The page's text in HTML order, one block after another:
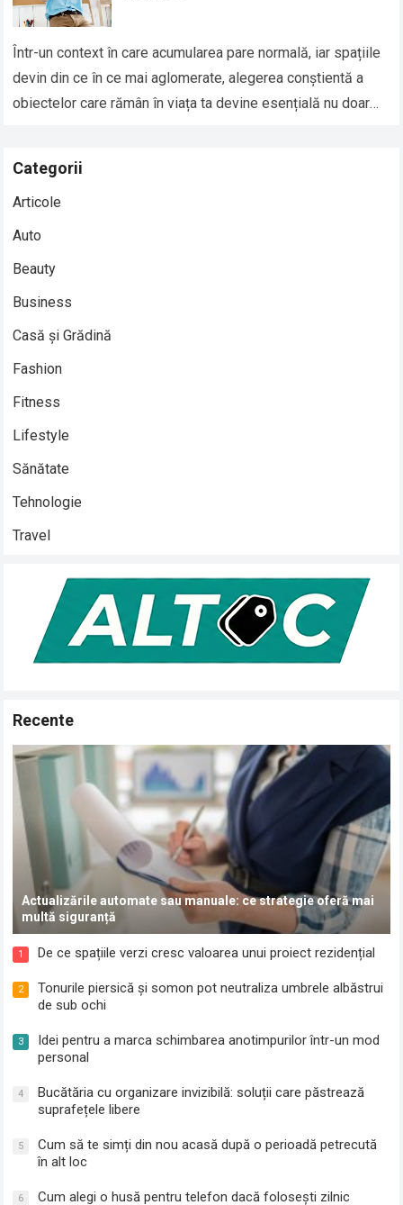
Într-un context în care acumularea pare normală, iar spațiile
devin din ce în ce mai aglomerate, alegerea conștientă a
obiectelor care rămân în viața ta devine esențială nu doar
Categorii
Articole
Auto
Beauty
Business
Casă și Grădină
Fashion
Fitness
Lifestyle
Sănătate
Tehnologie
Travel
Recente
Actualizările automate sau manuale: ce strategie oferă mai
multă siguranță
1 De ce spațiile verzi cresc valoarea unui proiect rezidențial
2
Tonurile piersică și somon pot neutraliza umbrele albăstrui
de sub ochi
3
Idei pentru a marca schimbarea anotimpurilor într-un mod
personal
4
Bucătăria cu organizare invizibilă: soluții care păstrează
suprafețele libere
5
Cum să te simți din nou acasă după o perioadă petrecută
în alt loc
6 Cum alegi o husă pentru telefon dacă folosești zilnic